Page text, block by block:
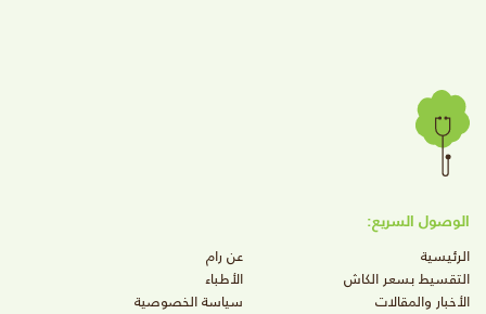
الوصول السريع:
الرئيسية
عن رام
التقسيط بسعر الكاش
الأطباء
الأخبار والمقالات
سياسة الخصوصية